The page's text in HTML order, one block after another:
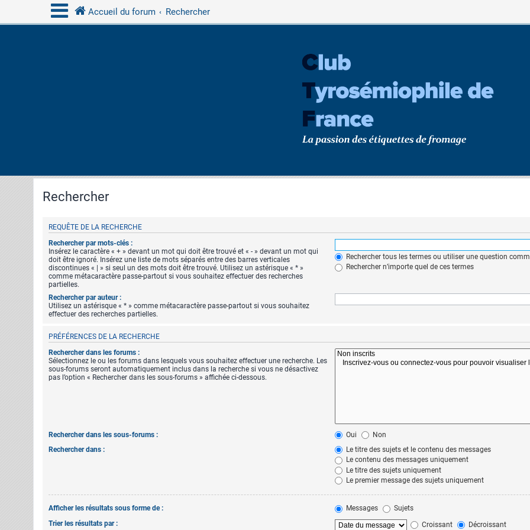
Accueil du forum Rechercher
Rechercher
REQUÊTE DE LA RECHERCHE
Rechercher par mots-clés :
Insérez le caractère « + » devant un mot qui doit être trouvé et « - » devant un mot qui
doit être ignoré. Insérez une liste de mots séparés entre des barres verticales
discontinues « | » si seul un des mots doit être trouvé. Utilisez un astérisque « * »
comme métacaractère passe-partout si vous souhaitez effectuer des recherches
partielles.
Rechercher tous les termes ou utiliser une question
Rechercher n’importe quel de ces termes
Rechercher par auteur :
Utilisez un astérisque « * » comme métacaractère passe-partout si vous souhaitez
effectuer des recherches partielles.
PRÉFÉRENCES DE LA RECHERCHE
Rechercher dans les forums :
Sélectionnez le ou les forums dans lesquels vous souhaitez effectuer une recherche. Les
sous-forums seront automatiquement inclus dans la recherche si vous ne désactivez
pas l’option « Rechercher dans les sous-forums » affichée ci-dessous.
Rechercher dans les sous-forums : Oui
Non
Rechercher dans :
Le titre des sujets et le contenu des messages
Le contenu des messages uniquement
Le titre des sujets uniquement
Le premier message des sujets uniquement
Afficher les résultats sous forme de : Messages
Sujets
Trier les résultats par :
Croissant Décroissant